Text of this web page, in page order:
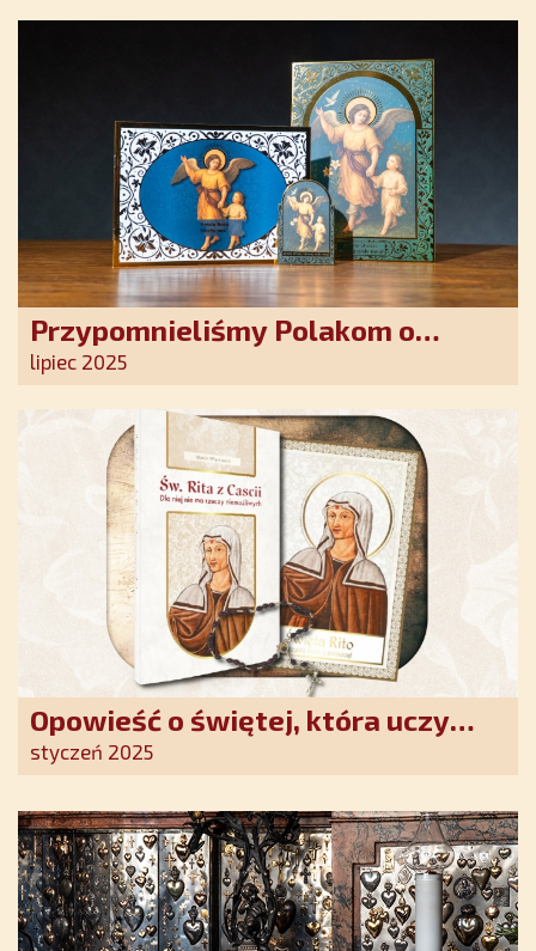
Przypomnieliśmy Polakom o
obecności Anioła Stróża!
lipiec 2025
Opowieść o świętej, która uczy
szczerego oddania się Bogu.
nadziei w XXI wieku
styczeń 2025